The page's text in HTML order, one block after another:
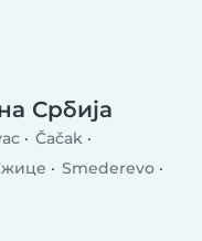
Србија
Čačak
Smederevo